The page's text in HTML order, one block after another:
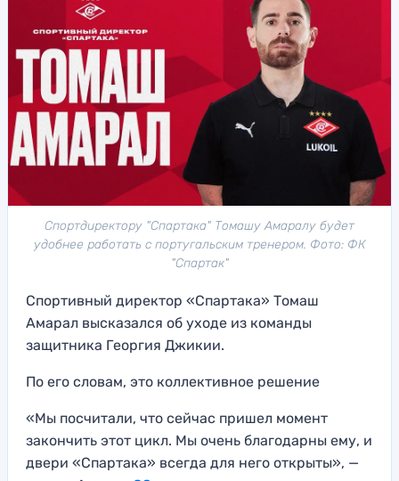
Спортдиректору "Спартака" Томашу Амаралу будет
удобнее работать с португальским тренером. Фото: ФК
"Спартак"
Спортивный директор «Спартака» Томаш
Амарал высказался об уходе из команды
защитника Георгия Джикии.
По его словам, это коллективное решение
«Мы посчитали, что сейчас пришел момент
закончить этот цикл. Мы очень благодарны ему, и
двери «Спартака» всегда для него открыты», —